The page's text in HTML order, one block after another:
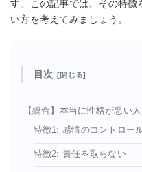
す。この記事では、その特徴
い方を考えてみましょう。
目次
【総合】本当に性格が悪い
特徴1: 感情のコントロー
特徴2: 責任を取らない